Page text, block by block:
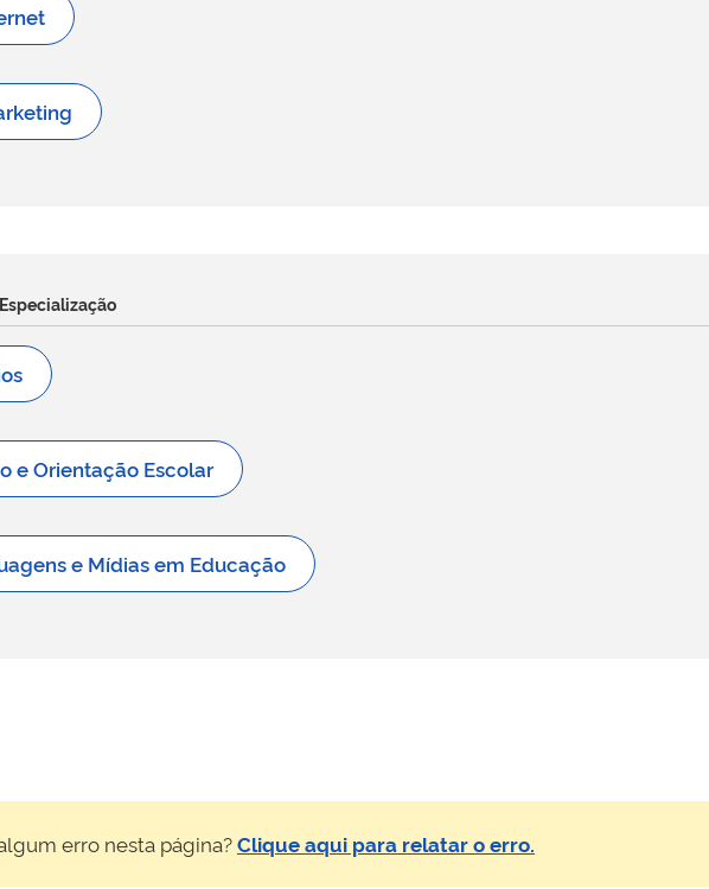
e Orientação Escolar
e Mídias em Educação
erro nesta página?Clique aqui para relatar o erro.